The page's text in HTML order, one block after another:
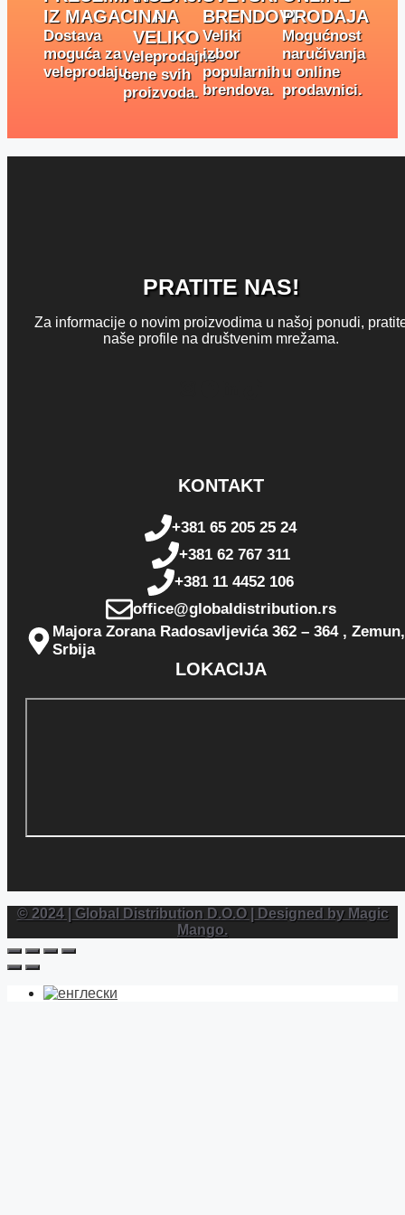
IZ MAGACINA
Dostava
moguća za
veleprodaju.
NA
VELIKO
Veleprodajne
cene svih
proizvoda.
BRENDOVI
Veliki
izbor
popularnih
brendova.
PRODAJA
Mogućnost
naručivanja
u online
prodavnici.
PRATITE NAS!
Za informacije o novim proizvodima u našoj ponudi,
naše profile na društvenim mrežama.
KONTAKT
+381 65 205 25 24
+381 62 767 311
+381 11 4452 106
office@globaldistribution.rs
Majora Zorana Radosavljevića 362 – 364 , Zemun,
Srbija
LOKACIJA
© 2024 | Global Distribution D.O.O | Designed by Magic
Mango.